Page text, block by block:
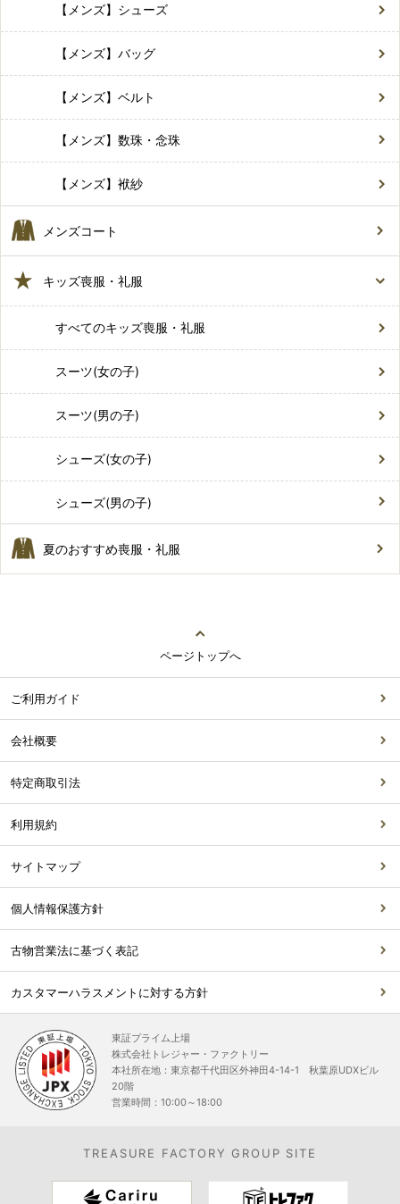
【メンズ】シューズ
【メンズ】バッグ
【メンズ】ベルト
【メンズ】数珠・念珠
【メンズ】袱紗
メンズコート
キッズ喪服・礼服
すべてのキッズ喪服・礼服
スーツ(女の子)
スーツ(男の子)
シューズ(女の子)
シューズ(男の子)
夏のおすすめ喪服・礼服
ページトップへ
ご利用ガイド
会社概要
特定商取引法
利用規約
サイトマップ
個人情報保護方針
古物営業法に基づく表記
カスタマーハラスメントに対する方針
東証プライム上場
株式会社トレジャー・ファクトリー
本社所在地：東京都千代田区外神田4-14-1 秋葉原UDXビル
20階
営業時間：10:00～18:00
TREASURE FACTORY GROUP SITE